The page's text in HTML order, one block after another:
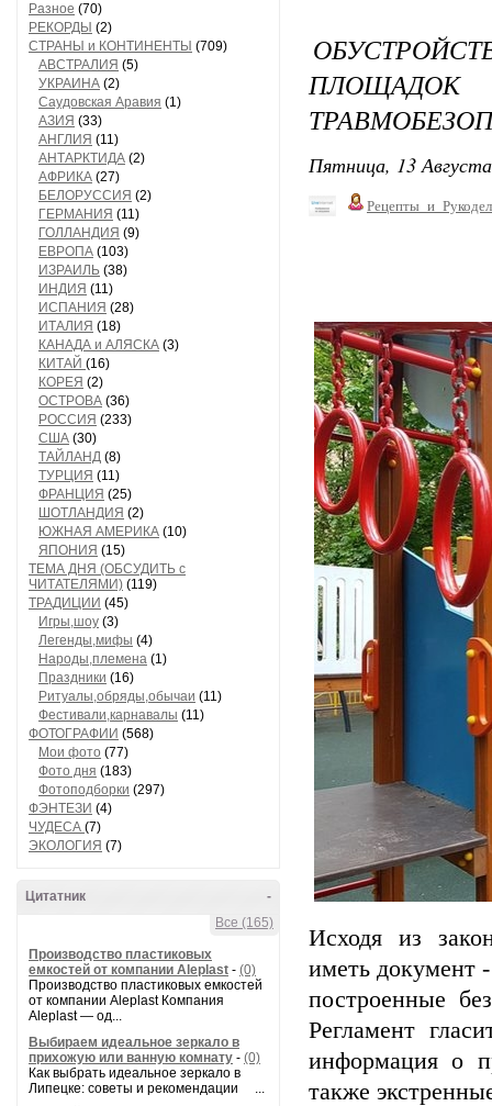
Разное (70)
РЕКОРДЫ (2)
СТРАНЫ и КОНТИНЕНТЫ (709)
АВСТРАЛИЯ (5)
УКРАИНА (2)
Саудовская Аравия (1)
АЗИЯ (33)
АНГЛИЯ (11)
АНТАРКТИДА (2)
АФРИКА (27)
БЕЛОРУССИЯ (2)
ГЕРМАНИЯ (11)
ГОЛЛАНДИЯ (9)
ЕВРОПА (103)
ИЗРАИЛЬ (38)
ИНДИЯ (11)
ИСПАНИЯ (28)
ИТАЛИЯ (18)
КАНАДА и АЛЯСКА (3)
КИТАЙ (16)
КОРЕЯ (2)
ОСТРОВА (36)
РОССИЯ (233)
США (30)
ТАЙЛАНД (8)
ТУРЦИЯ (11)
ФРАНЦИЯ (25)
ШОТЛАНДИЯ (2)
ЮЖНАЯ АМЕРИКА (10)
ЯПОНИЯ (15)
ТЕМА ДНЯ (ОБСУДИТЬ с
ЧИТАТЕЛЯМИ) (119)
ТРАДИЦИИ (45)
Игры,шоу (3)
Легенды,мифы (4)
Народы,племена (1)
Праздники (16)
Ритуалы,обряды,обычаи (11)
Фестивали,карнавалы (11)
ФОТОГРАФИИ (568)
Мои фото (77)
Фото дня (183)
Фотоподборки (297)
ФЭНТЕЗИ (4)
ЧУДЕСА (7)
ЭКОЛОГИЯ (7)
-
Цитатник
Все (165)
Производство пластиковых
емкостей от компании Aleplast - (0)
Производство пластиковых емкостей
от компании Aleplast Компания
Aleplast — од...
Выбираем идеальное зеркало в
прихожую или ванную комнату - (0)
Как выбрать идеальное зеркало в
Липецке: советы и рекомендации ...
Пятница, 13
Исходя из
иметь документ
построенные
Регламент
информация о
также